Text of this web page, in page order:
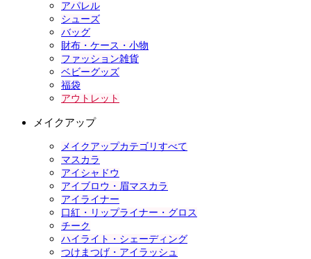
アパレル
シューズ
バッグ
財布・ケース・小物
ファッション雑貨
ベビーグッズ
福袋
アウトレット
メイクアップ
メイクアップカテゴリすべて
マスカラ
アイシャドウ
アイブロウ・眉マスカラ
アイライナー
口紅・リップライナー・グロス
チーク
ハイライト・シェーディング
つけまつげ・アイラッシュ